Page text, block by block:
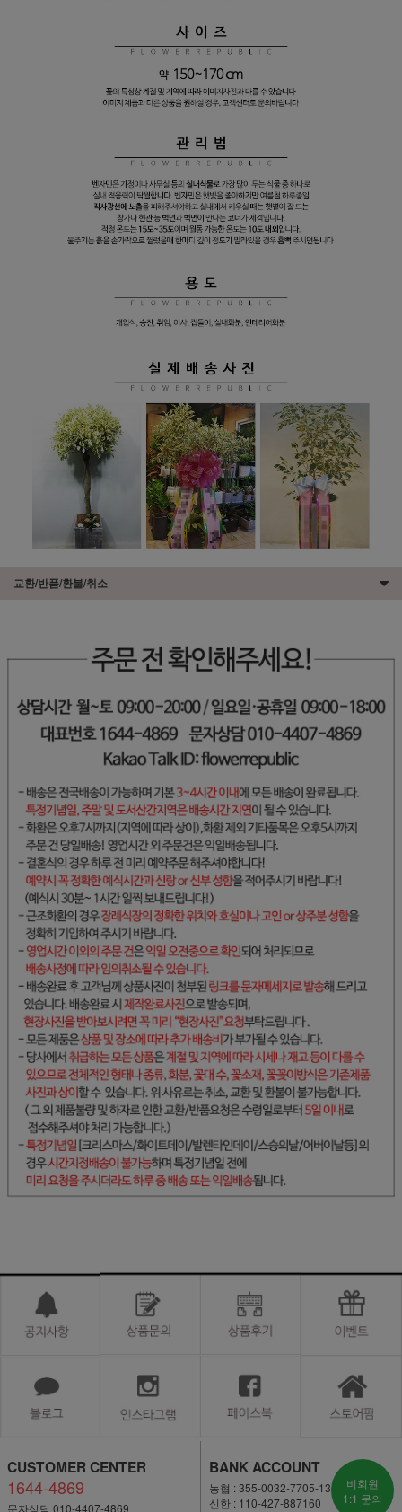
교환/반품/환불/취소
CUSTOMER CENTER
1644-4869
문자상담 010-4407-4869
BANK ACCOUNT
농협 : 355-0032-7705-13
신한 : 110-427-887160
비회원
1:1 문의